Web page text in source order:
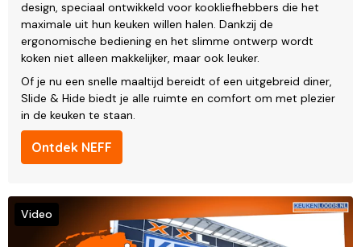
design, speciaal ontwikkeld voor kookliefhebbers die het
maximale uit hun keuken willen halen. Dankzij de
ergonomische bediening en het slimme ontwerp wordt
koken niet alleen makkelijker, maar ook leuker.
Of je nu een snelle maaltijd bereidt of een uitgebreid diner,
Slide & Hide biedt je alle ruimte en comfort om met plezier
in de keuken te staan.
Ontdek NEFF
Video